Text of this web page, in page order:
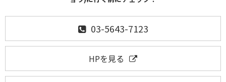
03-5643-7123
HPを見る